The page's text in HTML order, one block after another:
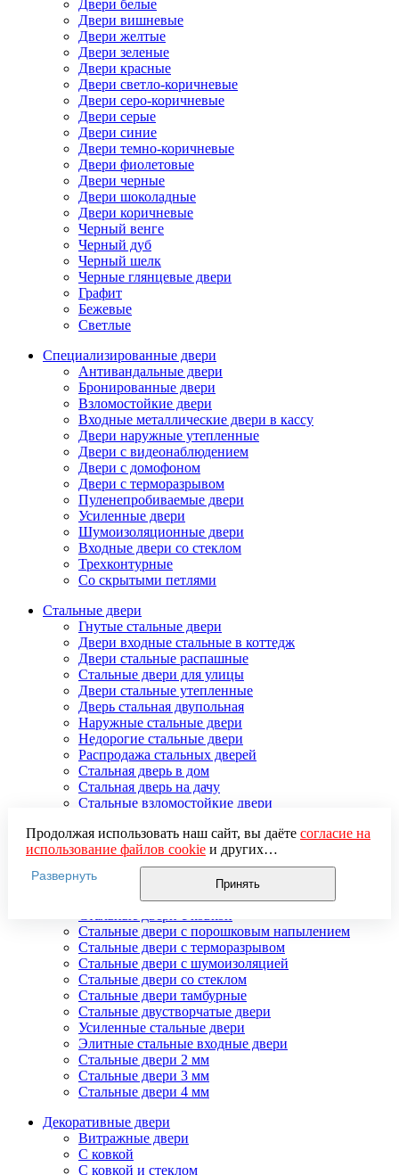
Двери белые
Двери вишневые
Двери желтые
Двери зеленые
Двери красные
Двери светло-коричневые
Двери серо-коричневые
Двери серые
Двери синие
Двери темно-коричневые
Двери фиолетовые
Двери черные
Двери шоколадные
Двери коричневые
Черный венге
Черный дуб
Черный шелк
Черные глянцевые двери
Графит
Бежевые
Светлые
Специализированные двери
Антивандальные двери
Бронированные двери
Взломостойкие двери
Входные металлические двери в кассу
Двери наружные утепленные
Двери с видеонаблюдением
Двери с домофоном
Двери с терморазрывом
Пуленепробиваемые двери
Усиленные двери
Шумоизоляционные двери
Входные двери со стеклом
Трехконтурные
Со скрытыми петлями
Стальные двери
Гнутые стальные двери
Двери входные стальные в коттедж
Двери стальные распашные
Стальные двери для улицы
Двери стальные утепленные
Дверь стальная двупольная
Наружные стальные двери
Недорогие стальные двери
Распродажа стальных дверей
Стальная дверь в дом
Стальная дверь на дачу
Стальные взломостойкие двери
Стальные двери в подъезд
Стальные двери внутреннего открывания
Стальные двери массив
Стальные двери мдф
Стальные двери с зеркалом
Стальные двери с порошковым напылением
Стальные двери с терморазрывом
Стальные двери с шумоизоляцией
Стальные двери со стеклом
Стальные двери тамбурные
Стальные двустворчатые двери
Усиленные стальные двери
Элитные стальные входные двери
Стальные двери 2 мм
Стальные двери 3 мм
Стальные двери 4 мм
Декоративные двери
Витражные двери
С ковкой
С ковкой и стеклом
Продолжая использовать наш сайт, вы даёте согласие на
использование файлов cookieи других
пользовательских данных (включая IP-адрес, сведения о
местоположении, устройстве, действиях на сайте и т. п.)
для функционирования сайта, проведения
использования систем аналитики (например,
Яндекс.Метрика), в соответствии с нашей
обработки персональных данных.
Если вы не хотите, чтобы ваши данные обрабатывались,
настройте ограничения в браузере или покиньте сайт.
Развернуть
Принять